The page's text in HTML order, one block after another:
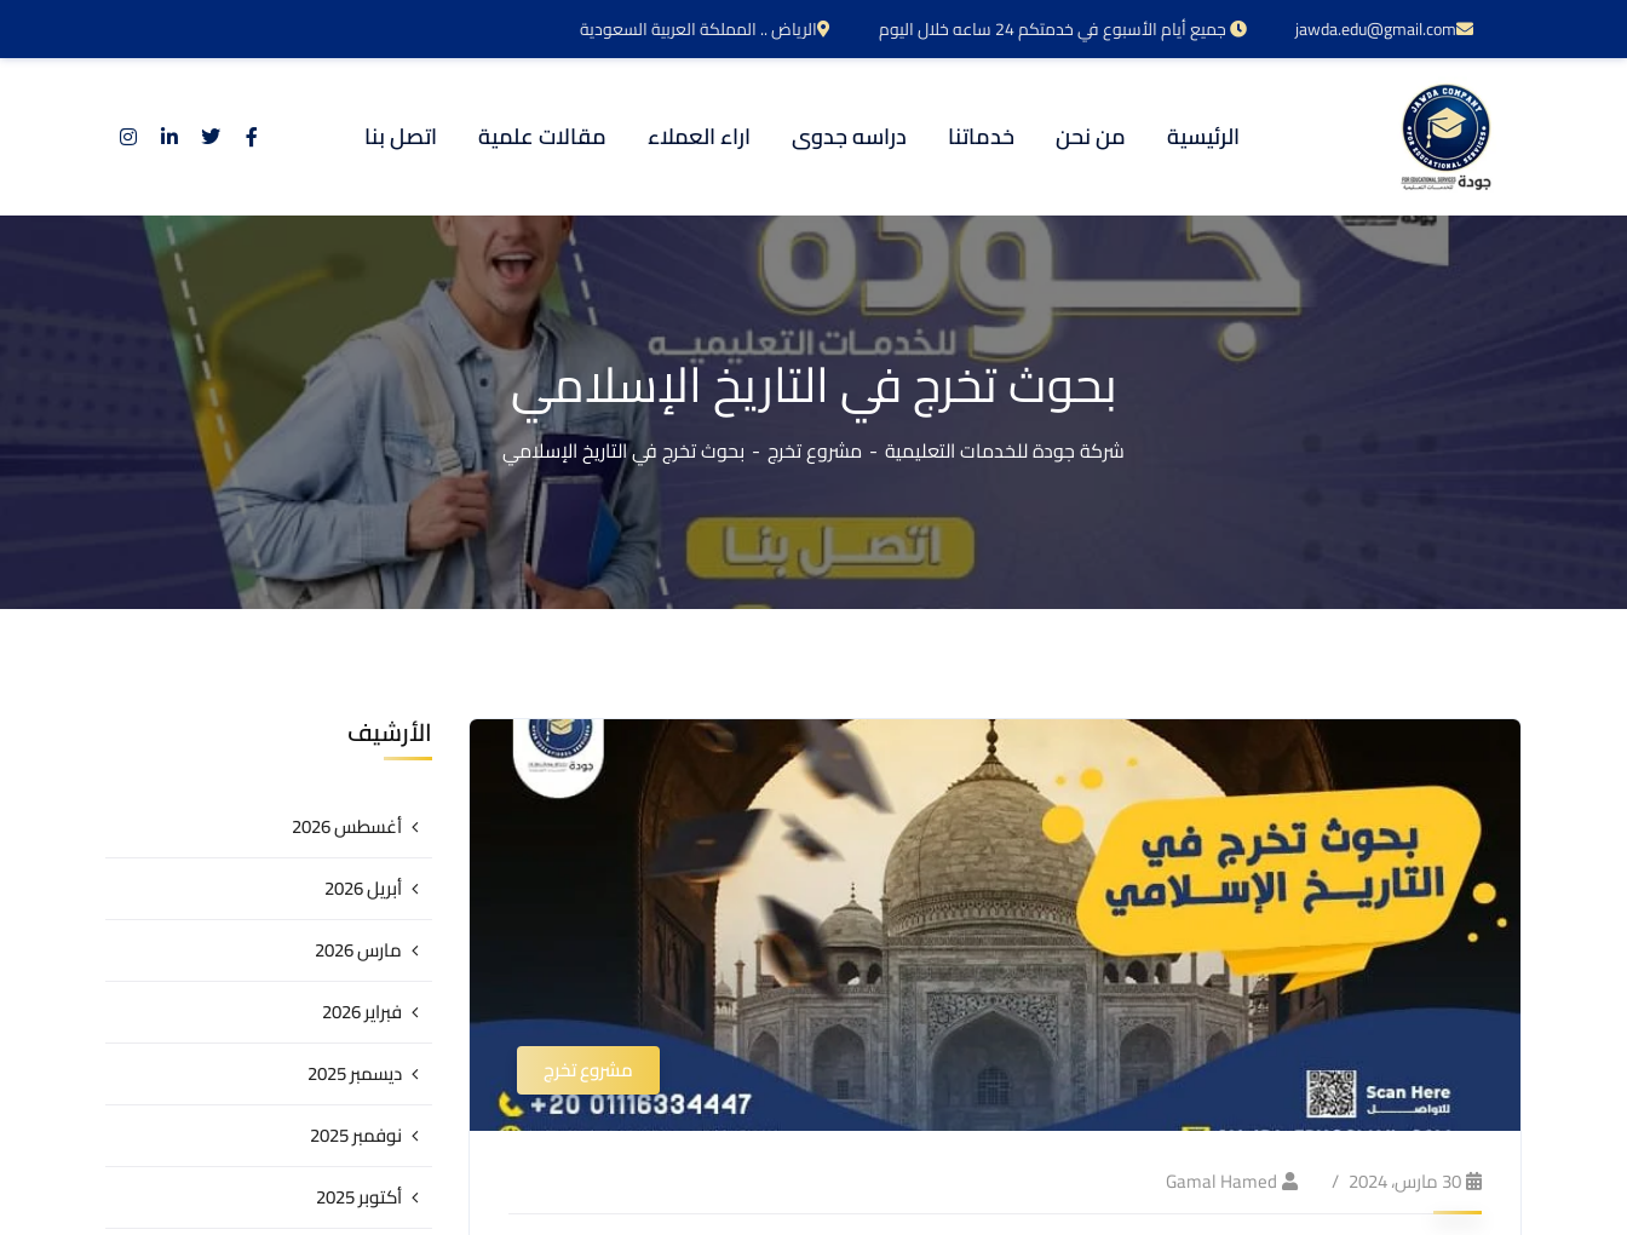
jawda.edu@gmail.com جميع أيام الأسبوع في خدمتكم 24 ساعه خلال اليوم الرياض .. المملكة العربية السعودية
الرئيسية من نحن خدماتنا دراسه جدوى اراء العملاء مقالات علمية اتصل بنا
بحوث تخرج في التاريخ الإسلامي
شركة جودة للخدمات التعليمية مشروع تخرج بحوث تخرج في التاريخ الإسلامي
مشروع تخرج
30 مارس، 2024 Gamal Hamed
الأرشيف
أغسطس 2026
أبريل 2026
مارس 2026
فبراير 2026
ديسمبر 2025
نوفمبر 2025
أكتوبر 2025